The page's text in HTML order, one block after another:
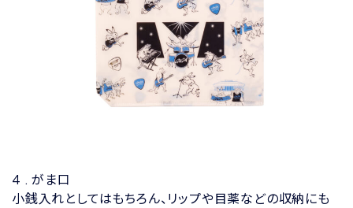
4 . がま口
小銭入れとしてはもちろん、リップや目薬などの収納にも